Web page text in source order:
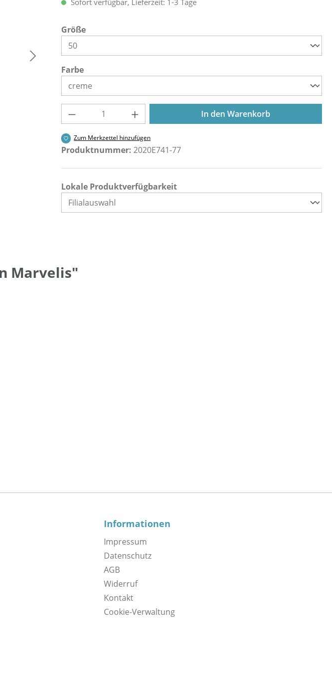
Größeauswählen
Farbeauswählen
Produkt Anzahl: Gib den gewünschten Wert
In den Warenkorb
Zum Merkzettel hinzufügen
Produktnummer: 2020E741-77
Lokale Produktverfügbarkeit
Marvelis"
Informationen
Impressum
Datenschutz
AGB
Widerruf
Kontakt
Cookie-Verwaltung